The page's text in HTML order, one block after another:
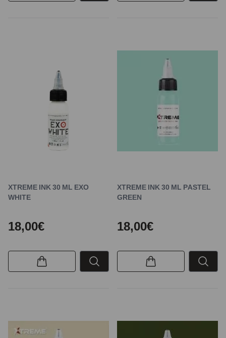
XTREME INK 30 ML EXO
WHITE
18,00€
XTREME INK 30 ML PASTEL
GREEN
18,00€